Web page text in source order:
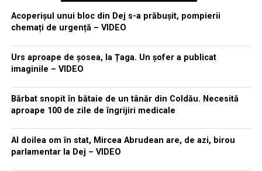
Acoperișul unui bloc din Dej s-a prăbușit, pompierii
chemați de urgență – VIDEO
Urs aproape de șosea, la Țaga. Un șofer a publicat
imaginile – VIDEO
Bărbat snopit în bătaie de un tânăr din Coldău. Necesită
aproape 100 de zile de îngrijiri medicale
Al doilea om în stat, Mircea Abrudean are, de azi, birou
parlamentar la Dej – VIDEO